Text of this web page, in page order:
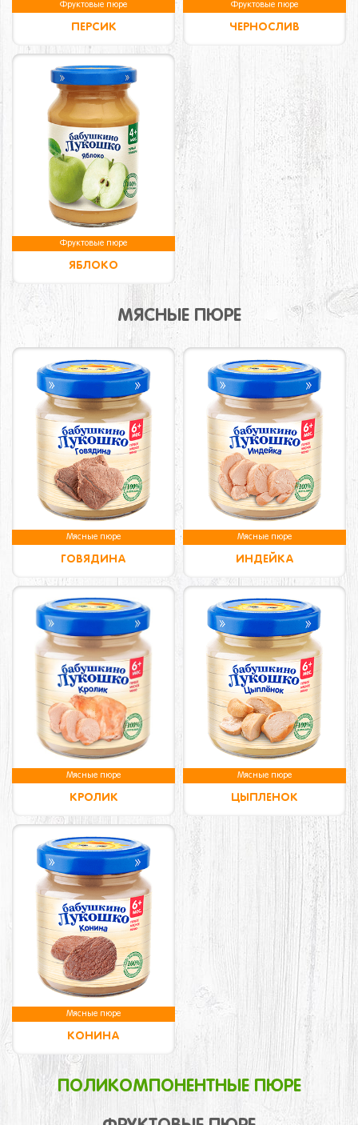
Фруктовые пюре
ПЕРСИК
Фруктовые пюре
ЧЕРНОСЛИВ
Фруктовые пюре
ЯБЛОКО
МЯСНЫЕ ПЮРЕ
Мясные пюре
ГОВЯДИНА
Мясные пюре
ИНДЕЙКА
Мясные пюре
КРОЛИК
Мясные пюре
ЦЫПЛЕНОК
Мясные пюре
КОНИНА
ПОЛИКОМПОНЕНТНЫЕ ПЮРЕ